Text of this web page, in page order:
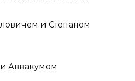
и Степаном
Аввакумом